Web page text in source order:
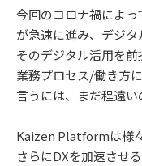
今回のコロナ禍によ
が急速に進み、デジ
そのデジタル活用を
業務プロセス/働き方
言うには、まだ程遠い
Kaizen Platformは様
さらにDXを加速させ